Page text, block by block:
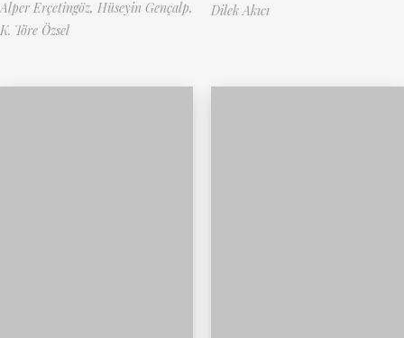
Alper Erçetingöz, Hüseyin Gençalp,
K. Töre Özsel
Dilek Akıcı